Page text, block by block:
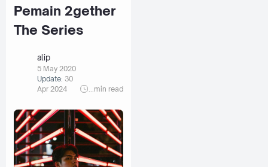
Pemain 2gether
The Series
alip
5 May 2020
Update: 30
Apr 2024
min read